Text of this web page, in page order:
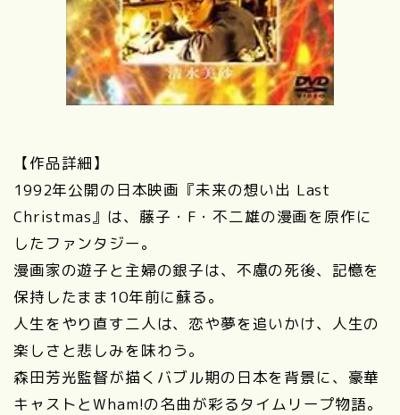
【作品詳細】
1992年公開の日本映画『未来の想い出 Last
Christmas』は、藤子・F・不二雄の漫画を原作に
したファンタジー。
漫画家の遊子と主婦の銀子は、不慮の死後、記憶を
保持したまま10年前に蘇る。
人生をやり直す二人は、恋や夢を追いかけ、人生の
楽しさと悲しみを味わう。
森田芳光監督が描くバブル期の日本を背景に、豪華
キャストとWham!の名曲が彩るタイムリープ物語。